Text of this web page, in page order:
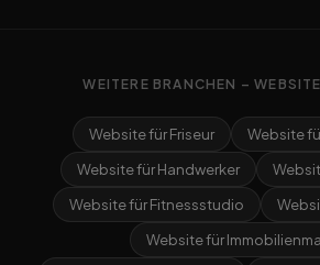
WEITERE BRANCHEN –
Website für Friseur
Website
Website für Handwerker
Website für Fitnessstudio
Website für